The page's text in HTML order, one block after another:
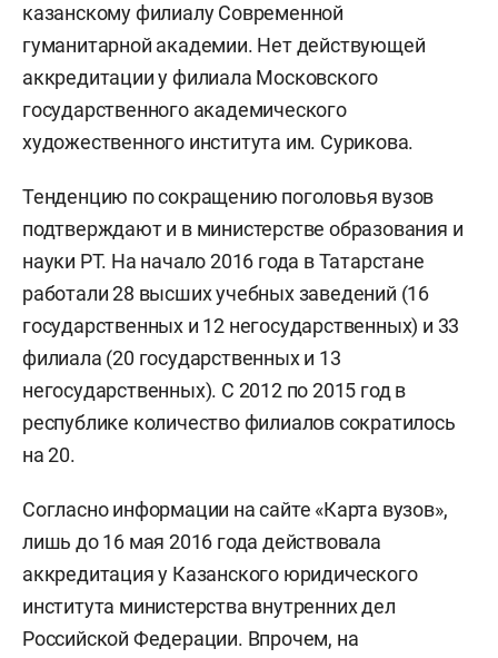
казанскому филиалу Современной
гуманитарной академии. Нет действующей
аккредитации у филиала Московского
государственного академического
художественного института им. Сурикова.
Тенденцию по сокращению поголовья вузов
подтверждают и в министерстве образования и
науки РТ. На начало 2016 года в Татарстане
работали 28 высших учебных заведений (16
государственных и 12 негосударственных) и 33
филиала (20 государственных и 13
негосударственных). С 2012 по 2015 год в
республике количество филиалов сократилось
на 20.
Согласно информации на сайте «Карта вузов»,
лишь до 16 мая 2016 года действовала
аккредитация у Казанского юридического
института министерства внутренних дел
Российской Федерации. Впрочем, на